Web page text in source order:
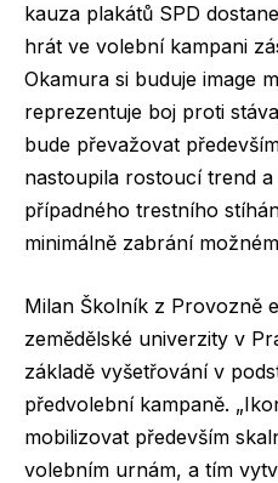
kauza plakátů SPD
hrát ve volební kampani
Okamura si buduje image
reprezentuje boj proti
bude převažovat
nastoupila rostoucí trend
případného trestního
minimálně zabrání
Milan Školník z Provozně
zemědělské univerzity v
základě vyšetřování v
předvolební kampaně.
mobilizovat především
volebním urnám, a tím